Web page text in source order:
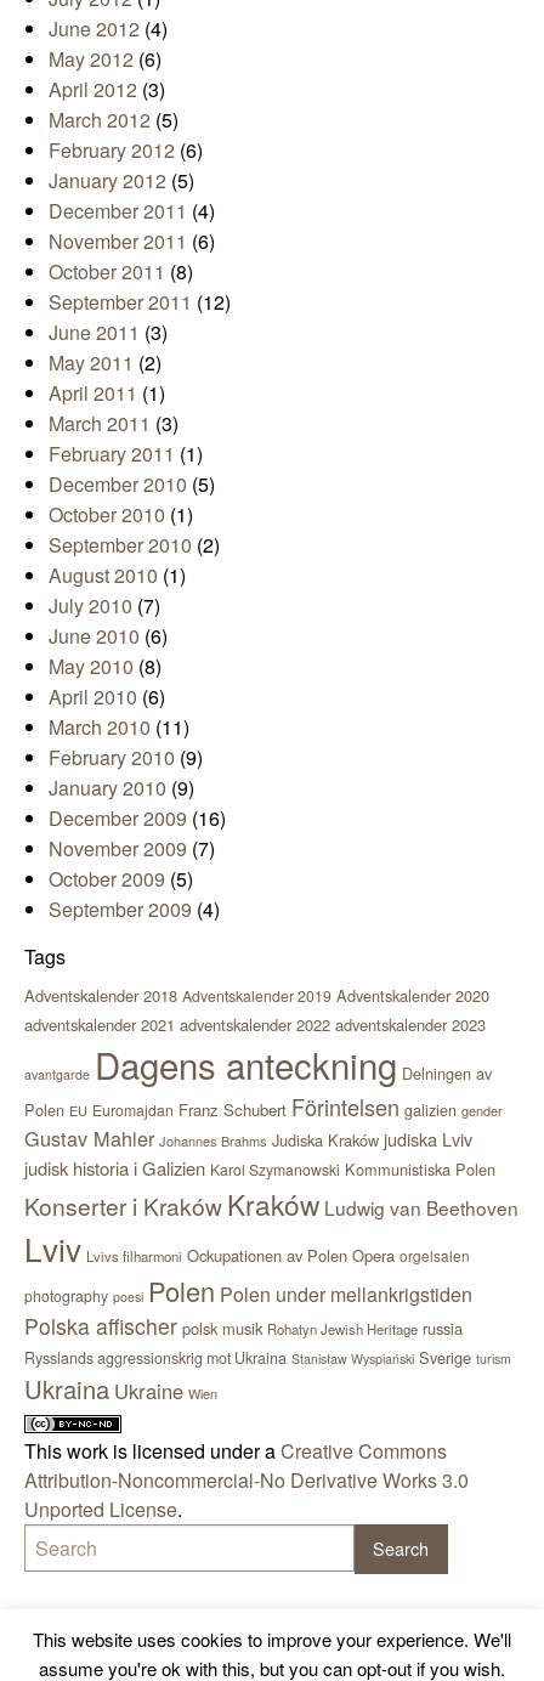
June 2012 (4)
May 2012 (6)
April 2012 (3)
March 2012 (5)
February 2012 (6)
January 2012 (5)
December 2011 (4)
November 2011 (6)
October 2011 (8)
September 2011 (12)
June 2011 (3)
May 2011 (2)
April 2011 (1)
March 2011 (3)
February 2011 (1)
December 2010 (5)
October 2010 (1)
September 2010 (2)
August 2010 (1)
July 2010 (7)
June 2010 (6)
May 2010 (8)
April 2010 (6)
March 2010 (11)
February 2010 (9)
January 2010 (9)
December 2009 (16)
November 2009 (7)
October 2009 (5)
September 2009 (4)
Tags
Adventskalender 2018 Adventskalender 2019 Adventskalender 2020
adventskalender 2021 adventskalender 2022 adventskalender 2023
avantgarde Dagens anteckning Delningen av
Polen EU Euromajdan Franz Schubert Förintelsen galizien gender
Gustav Mahler Johannes Brahms Judiska Kraków judiska Lviv
judisk historia i Galizien Karol Szymanowski Kommunistiska Polen
Konserter i KrakówKraków Ludwig van Beethoven
Lviv Lvivs filharmoni Ockupationen av Polen Opera orgelsalen
photography poesi Polen Polen under mellankrigstiden
Polska affischer polsk musik Rohatyn Jewish Heritage russia
Rysslands aggressionskrig mot Ukraina Stanisław Wyspiański Sverige turism
Ukraina Ukraine Wien
This work is licensed under aCreative Commons
Attribution-Noncommercial-No Derivative Works 3.0
Unported License.
This website uses cookies to improve your experience. We'll
assume you're ok with this, but you can opt-out if you wish.